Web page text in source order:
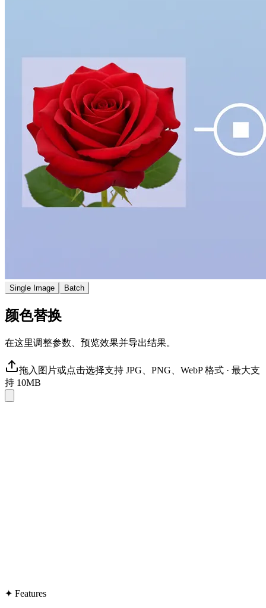
Single Image Batch
颜色替换
在这里调整参数、预览效果并导出结果。
拖入图片或点击选择支持 JPG、PNG、WebP 格式 · 最大支
持 10MB
✦ Features